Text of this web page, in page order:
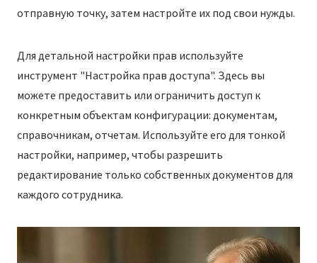
отправную точку, затем настройте их под свои нужды.
Для детальной настройки прав используйте
инструмент "Настройка прав доступа". Здесь вы
можете предоставить или ограничить доступ к
конкретным объектам конфигурации: документам,
справочникам, отчетам. Используйте его для тонкой
настройки, например, чтобы разрешить
редактирование только собственных документов для
каждого сотрудника.